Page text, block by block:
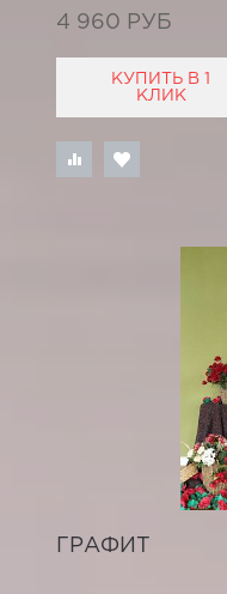
4 960 РУБ
КУПИТЬ В 1
КЛИК
ГРАФИТ